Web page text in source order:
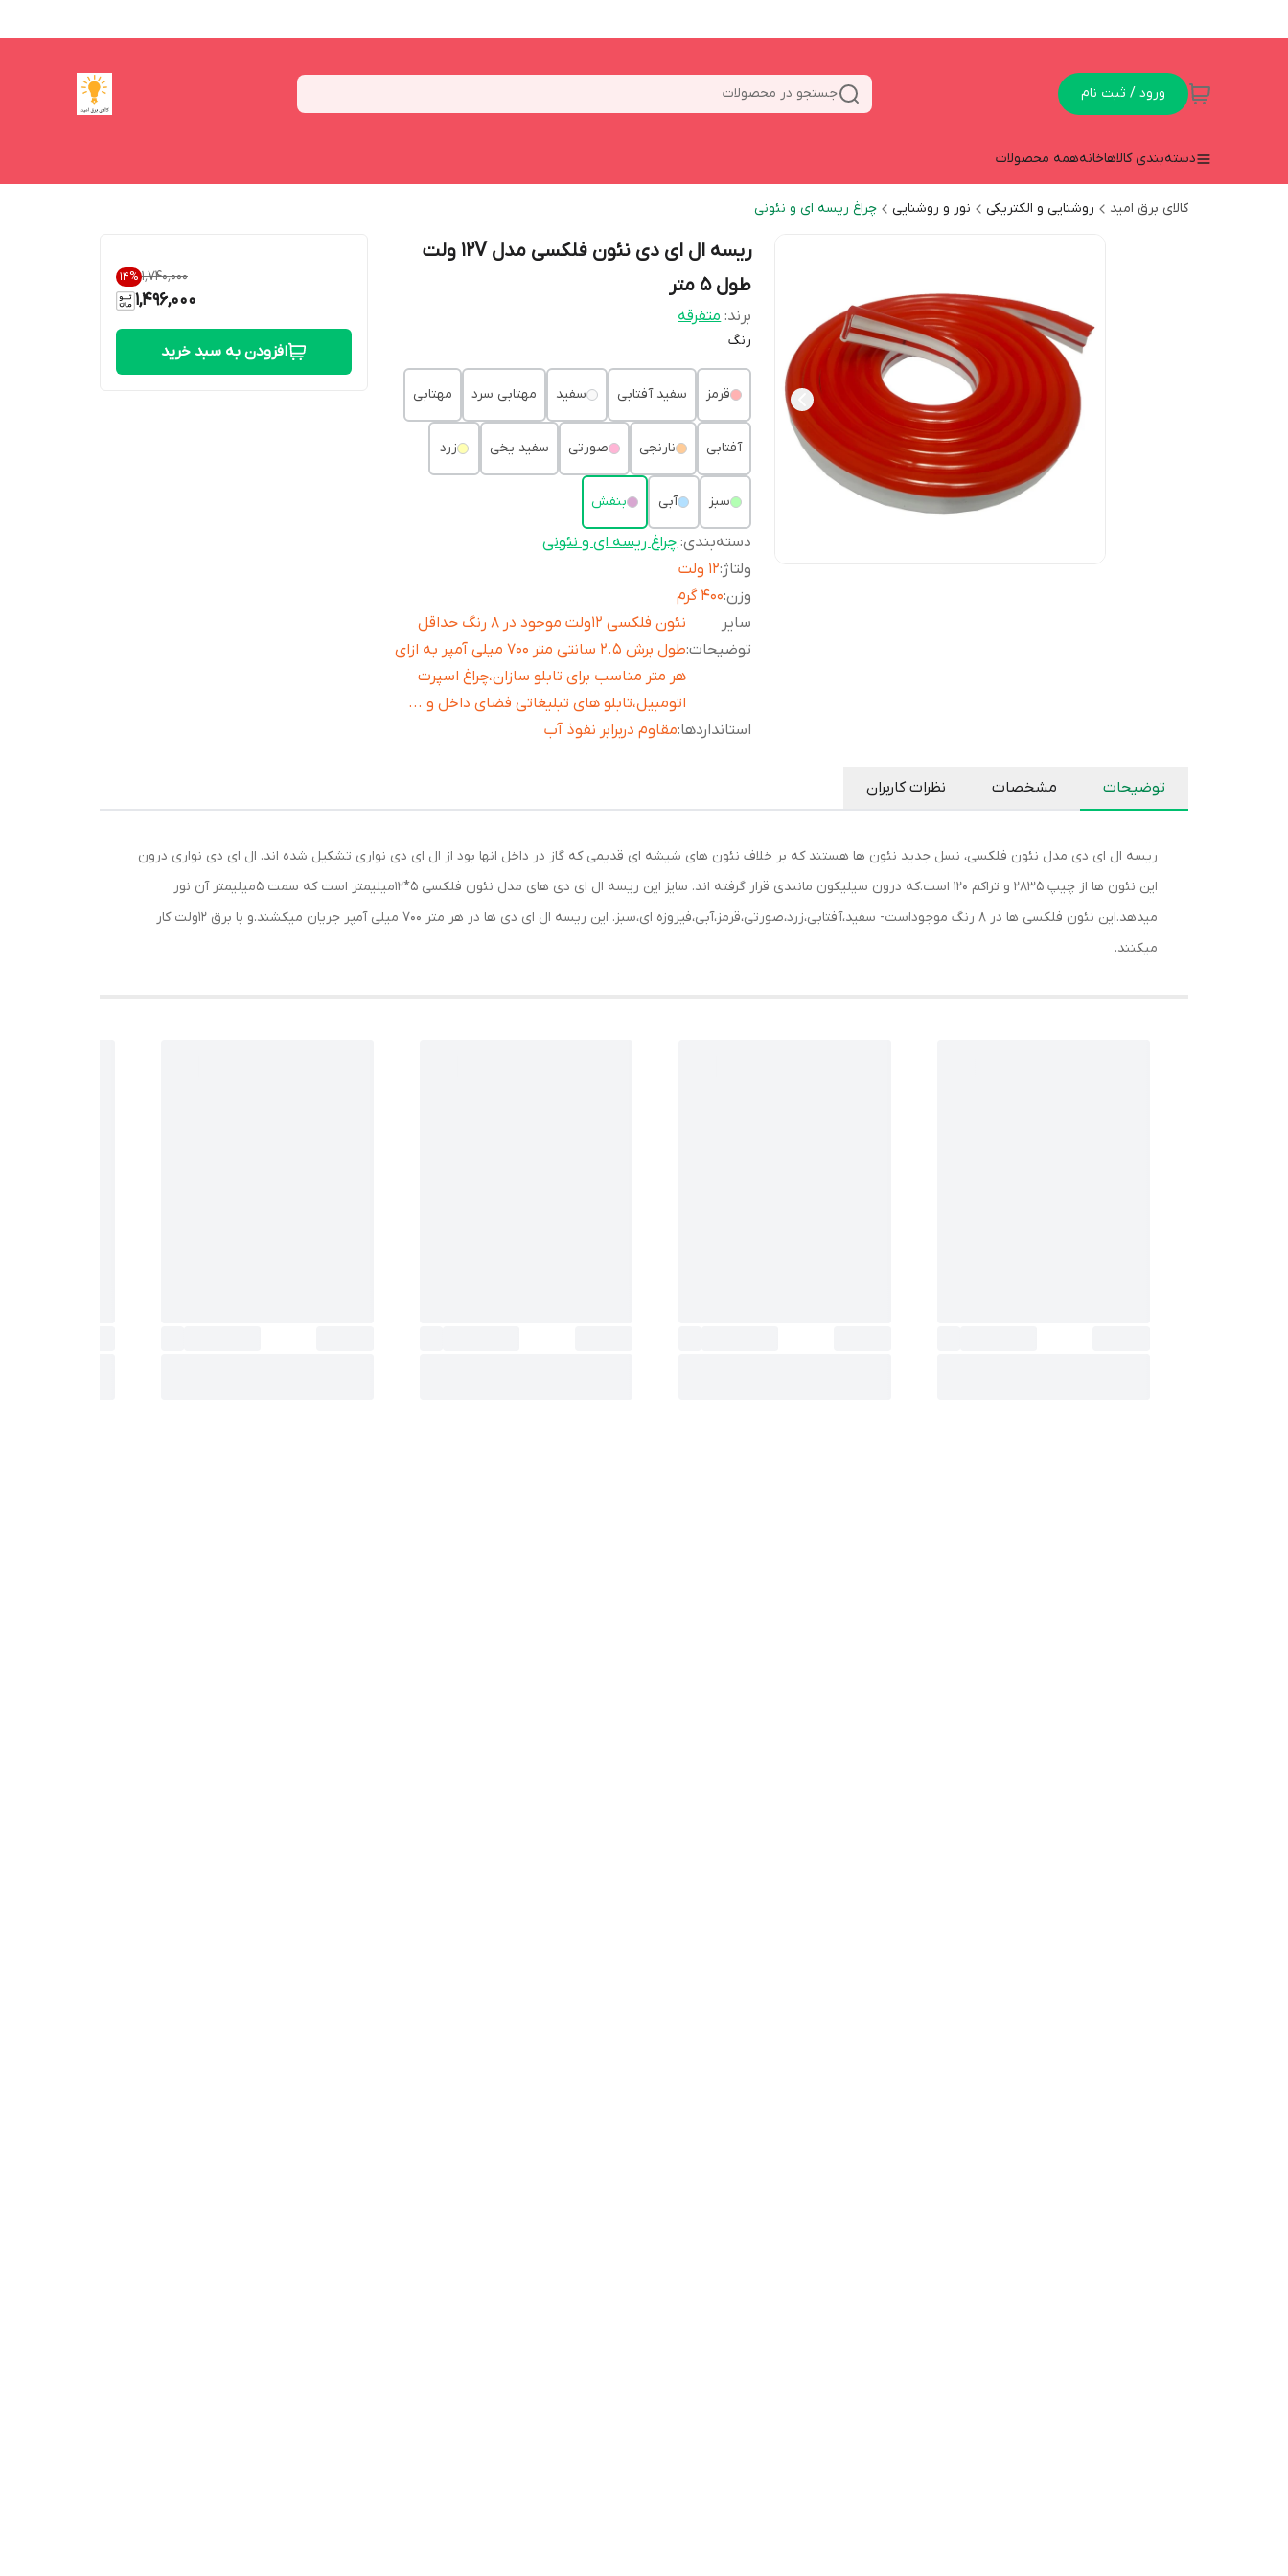
ورود / ثبت نام جستجو در محصولات
دسته‌بندی کالاهاخانههمه محصولات
کالای برق امید روشنایی و الکتریکی نور و روشنایی چراغ ریسه ای و نئونی
ریسه ال ای دی نئون فلکسی مدل 12V ولت
طول 5 متر
برند: متفرقه
رنگ
قرمز سفید آفتابی سفید مهتابی سرد مهتابی
آفتابی نارنجی صورتی سفید یخی زرد
سبز آبی بنفش
دسته‌بندی:چراغ ریسه ای و نئونی
ولتاژ:12 ولت
وزن:400 گرم
سایر
توضیحات:
نئون فلکسی ۱۲ولت موجود در ۸ رنگ حداقل
طول برش ۲.۵ سانتی متر ۷۰۰ میلی آمپر به ازای
هر متر مناسب برای تابلو سازان،چراغ اسپرت
اتومبیل،تابلو های تبلیغاتی فضای داخل و ...
استانداردها:مقاوم دربرابر نفوذ آب
۱٬۷۴۰٬۰۰۰ 14%
1,496,000
افزودن به سبد خرید
توضیحات مشخصات نظرات کاربران
ریسه ال ای دی مدل نئون فلکسی، نسل جدید نئون ها هستند که بر خلاف نئون های شیشه ای قدیمی که گاز در داخل انها بود از ال ای دی نواری تشکیل شده اند. ال ای دی نواری درون
این نئون ها از چیپ 2835 و تراکم 120 است.که درون سیلیکون مانندی قرار گرفته اند. سایز این ریسه ال ای دی های مدل نئون فلکسی 5*12میلیمتر است که سمت 5میلیمتر آن نور
میدهد.این نئون فلکسی ها در 8 رنگ موجوداست- سفید،آفتابی،زرد،صورتی،قرمز،آبی،فیروزه ای،سبز. این ریسه ال ای دی ها در هر متر 700 میلی آمپر جریان میکشند.و با برق 12ولت کار
میکنند.